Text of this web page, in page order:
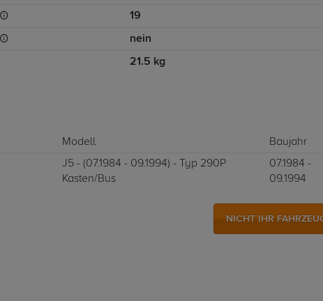
19
nein
21.5 kg
Modell Baujahr
J5 - (07.1984 - 09.1994) - Typ 290P
Kasten/Bus
07.1984 -
09.1994
NICHT IHR